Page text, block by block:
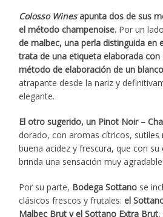
Colosso Wines apunta dos de sus
el método champenoise. Por un
de malbec, una perla distinguida en
trata de una etiqueta elaborada
método de elaboración de un
atrapante desde la nariz y
elegante.
El otro sugerido, un Pinot Noir –
dorado, con aromas cítricos,
buena acidez y frescura, que con su
brinda una sensación muy
Por su parte, Bodega Sottano se
clásicos frescos y frutales:el
Malbec Brut y el Sottano Extra Brut.